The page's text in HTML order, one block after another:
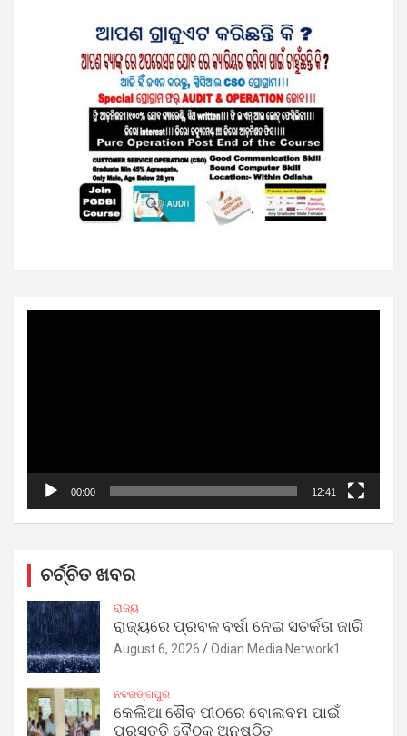
00:00 12:41
ଚର୍ଚ୍ଚିତ ଖବର
ରାଜ୍ୟ
ରାଜ୍ୟରେ ପ୍ରବଳ ବର୍ଷା ନେଇ ସତର୍କତା ଜାରି
August 6, 2026 Odian Media Network1
ନବରଙ୍ଗପୁର
କେଲିଆ ଶୈବ ପୀଠରେ ବୋଲବମ ପାଇଁ
ପ୍ରସ୍ତୁତି ବୈଠକ ଅନୁଷ୍ଠିତ